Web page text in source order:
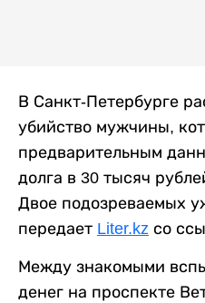
В Санкт-Петербурге
убийство мужчины,
предварительным
долга в 30 тысяч
Двое подозреваемых
передает Liter.kz со
Между знакомыми
денег на проспекте